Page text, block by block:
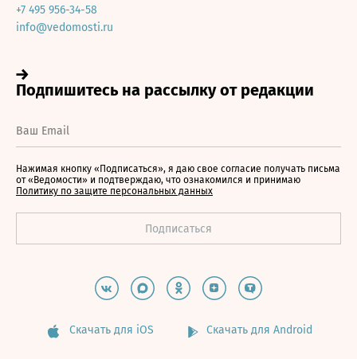
+7 495 956-34-58
info@vedomosti.ru
Нажимая кнопку «Подписаться», я даю свое согласие получать письма
от «Ведомости» и подтверждаю, что ознакомился и принимаю
Политику по защите персональных данных
Скачать для iOS Скачать для Android